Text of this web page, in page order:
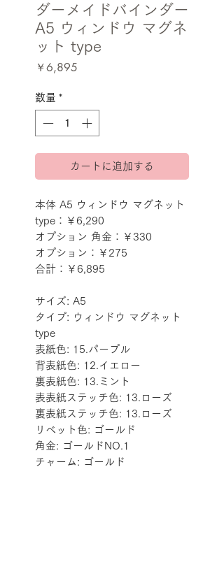
ダーメイドバインダー
A5 ウィンドウ マグネ
ット type
￥6,895
数量 *
カートに追加する
本体 A5 ウィンドウ マグネット
type：￥6,290
オプション 角金：￥330
オプション：￥275
合計：￥6,895
サイズ: A5
タイプ: ウィンドウ マグネット
type
表紙色: 15.パープル
背表紙色: 12.イエロー
裏表紙色: 13.ミント
表表紙ステッチ色: 13.ローズ
裏表紙ステッチ色: 13.ローズ
リベット色: ゴールド
角金: ゴールドNO.1
チャーム: ゴールド